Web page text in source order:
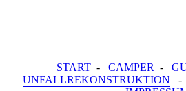
START - CAMPER -
UNFALLREKONSTRUKTION